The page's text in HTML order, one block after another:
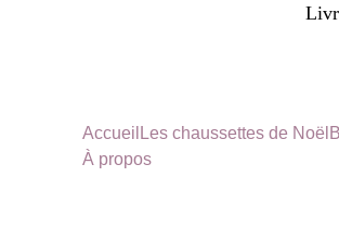
Accueil Les chaussettes de Noël
À propos